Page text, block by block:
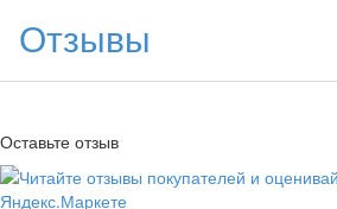
Отзывы
Оставьте отзыв